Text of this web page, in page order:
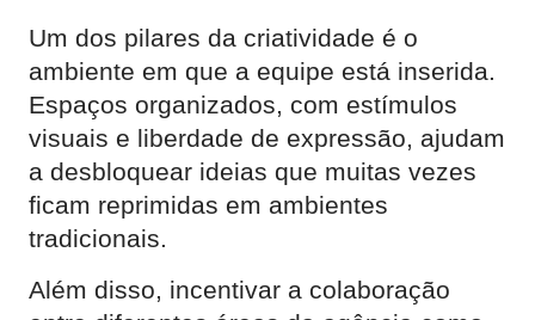
Um dos pilares da criatividade é o
ambiente em que a equipe está inserida.
Espaços organizados, com estímulos
visuais e liberdade de expressão, ajudam
a desbloquear ideias que muitas vezes
ficam reprimidas em ambientes
tradicionais.
Além disso, incentivar a colaboração